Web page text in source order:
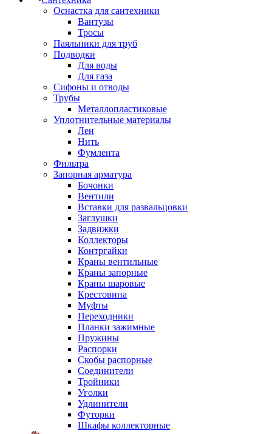
Оснастка для сантехники
Вантузы
Тросы
Паяльники для труб
Подводки
Для воды
Для газа
Сифоны и отводы
Трубы
Металлопластиковые
Уплотнительные материалы
Лен
Нить
Фумлента
Фильтра
Запорная арматура
Бочонки
Вентили
Вставки для развальцовки
Заглушки
Задвижки
Коллекторы
Контргайки
Краны вентильные
Краны запорные
Краны шаровые
Крестовина
Муфты
Переходники
Планки зажимные
Пружины
Распорки
Скобы распорные
Соединители
Тройники
Уголки
Удлинители
Футорки
Шкафы коллекторные